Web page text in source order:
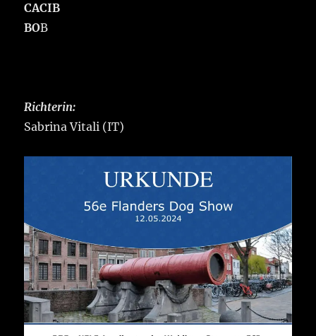
CACIB
BOB
Richterin:
Sabrina Vitali (IT)